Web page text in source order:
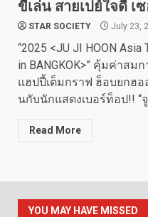
ขี้เล่น สายเปย์ใจดี เ
STAR SOCIETY July 23,
“2025 <JU JI HOON Asia
in BANGKOK>” คุ้มค่าส
แฮปปี้เต็มกราฟ ฮ็อบยกฮ
นกับนักแสดงเบอร์ท็อป!! “จู
Read More
YOU MAY HAVE MISSED